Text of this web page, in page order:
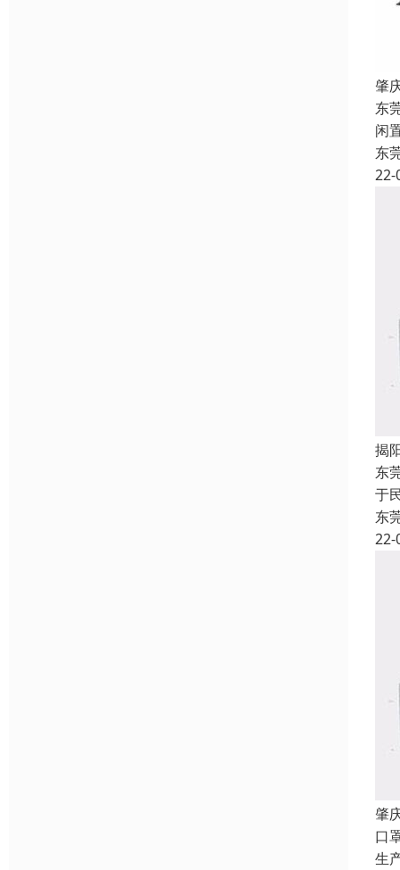
肇
东
闲
东
22-
揭
东
于
东
22-
肇
口
生